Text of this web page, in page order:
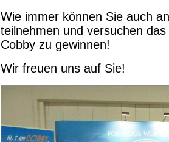
Wie immer können Sie auch
teilnehmen und versuchen
Cobby zu gewinnen!
Wir freuen uns auf Sie!